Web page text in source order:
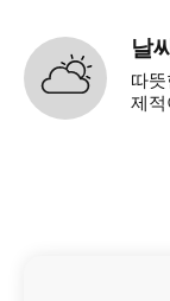
날
따뜻
제적